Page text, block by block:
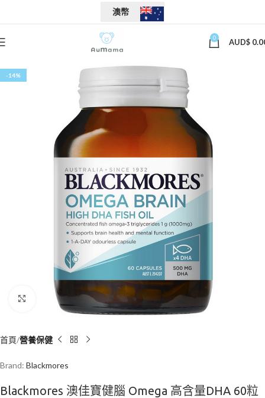
澳幣
0 AUD$
-14%
Click to enlarge
首頁 營養保健
Brand: Blackmores
Blackmores 澳佳寶健腦 Omega 高含量DHA 60粒